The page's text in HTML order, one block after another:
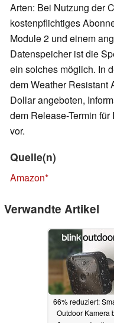
Arten: Bei Nutzung der
kostenpflichtiges
Module 2 und einem
Datenspeicher ist die
ein solches möglich. In
dem Weather Resistant
Dollar angeboten,
dem Release-Termin
vor.
Quelle(n)
Amazon
Verwandte Artikel
66% reduziert:
Outdoor Kamera